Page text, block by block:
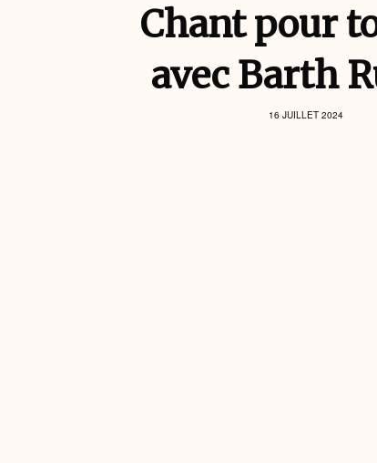
Chant pour
avec Barth
16 JUILLET 2024